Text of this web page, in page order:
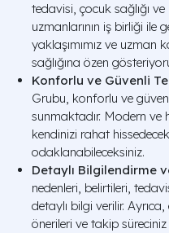
tedavisi, çocuk sağlığı
uzmanlarının iş birliği ile
yaklaşımımız ve uzman
sağlığına özen
Konforlu ve Güvenli
Grubu, konforlu ve
sunmaktadır. Modern ve
kendinizi rahat
odaklanabileceksiniz.
Detaylı Bilgilendirme
nedenleri, belirtileri,
detaylı bilgi verilir.
önerileri ve takip